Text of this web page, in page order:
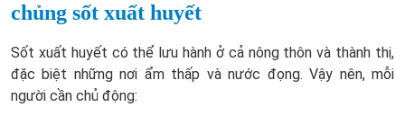
chủng sốt xuất huyết
Sốt xuất huyết có thể lưu hành ở cả nông thôn và thành thị,
đặc biệt những nơi ẩm thấp và nước đọng. Vậy nên, mỗi
người cần chủ động: